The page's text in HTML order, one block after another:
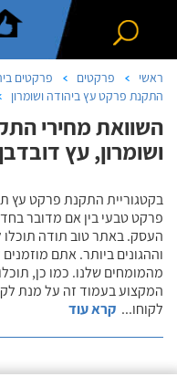
ראשי פרקטים
פרקטים
התקנת פרקט עץ ביהודה ושומרון
השוואת מחירי
ושומרון, עץ דובדבן
בקטגוריית התקנת פרקט עץ
פרקט טבעי בין אם מדובר
העסק. באתר טוב תודה תוכלו
וההגונים ביותר. אתם
מהמומחים שלנו. כמו כן,
המקצוע בעמוד זה על מנת
לקוחו... קרא עוד